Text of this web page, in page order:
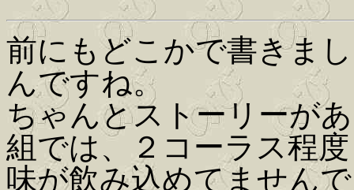
前にもどこかで書きま
んですね。
ちゃんとストーリーが
組では、２コーラス程
味が飲み込めてません